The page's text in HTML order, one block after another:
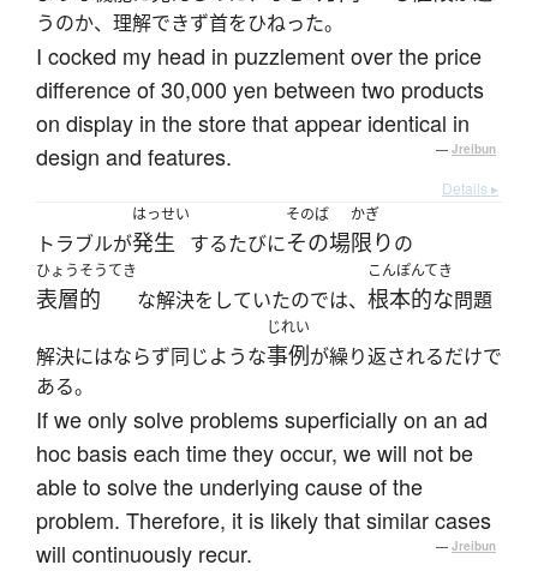
うのか、理解できず首をひねった。
I cocked my head in puzzlement over the price
difference of 30,000 yen between two products
on display in the store that appear identical in
design and features.
— Jreibun
Details ▸
トラブルが
はっせい
発生 するたびに
そのば
その場
かぎ
限りの
ひょうそうてき
表層的 な解決をしていたのでは、
こんぽんてき
根本的な問題
解決にはならず同じような
じれい
事例が繰り返されるだけで
ある。
If we only solve problems superficially on an ad
hoc basis each time they occur, we will not be
able to solve the underlying cause of the
problem. Therefore, it is likely that similar cases
will continuously recur.
— Jreibun